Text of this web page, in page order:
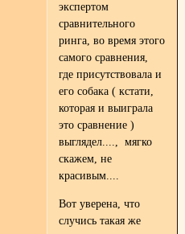
экспертом
сравнительного
ринга, во время этого
самого сравнения,
где присутствовала и
его собака ( кстати,
которая и выиграла
это сравнение )
выглядел...., мягко
скажем, не
красивым....
Вот уверена, что
случись такая же